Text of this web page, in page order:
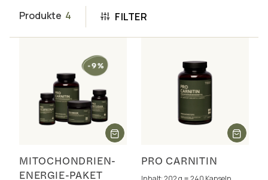
Produkte 4 FILTER
MITOCHONDRIEN-
ENERGIE-PAKET
PRO CARNITIN